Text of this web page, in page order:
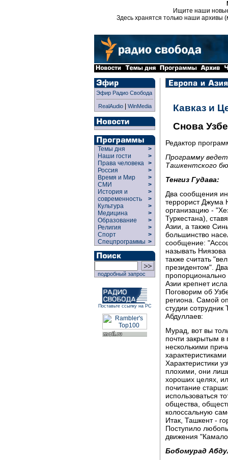
Ищите наши
Здесь хранятся только наши архивы
Эфир Радио Свобода
RealAudio| WinMedia
Темы дня
>
Наши гости
>
Права человека >
Россия
>
Время и Мир
>
СМИ
>
История и
современность
>
>
Культура
>
Медицина
>
Образование
>
Религия
>
Спорт
>
Спецпрограммы >
подробный запрос
Поставьте ссылку на РС
Кавказ и
Снова
Редактор
Программу
Ташкентского
Тенгиз Гудава:
Два сообщения
террорист Джума
организацию -
Туркестана),
Азии, а также
большинство
сообщение:
называть
также считать
президентом".
пропорционально
Азии крепнет
Поговорим об
региона. Самой
студии
Абдуллаев:
Мурад, вот вы
почти закрытым в
несколькими
Характеристики
плохими, они
хороших целях,
почитание
использоваться
общества,
колоссальную
Итак, Ташкент -
Поступило
движения
Бобомурад